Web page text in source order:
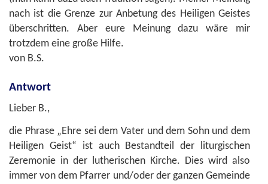
nach ist die Grenze zur Anbetung des Heiligen Geistes
überschritten. Aber eure Meinung dazu wäre mir
trotzdem eine große Hilfe.
von B.S.
Antwort
Lieber B.,
die Phrase „Ehre sei dem Vater und dem Sohn und dem
Heiligen Geist“ ist auch Bestandteil der liturgischen
Zeremonie in der lutherischen Kirche. Dies wird also
immer von dem Pfarrer und/oder der ganzen Gemeinde